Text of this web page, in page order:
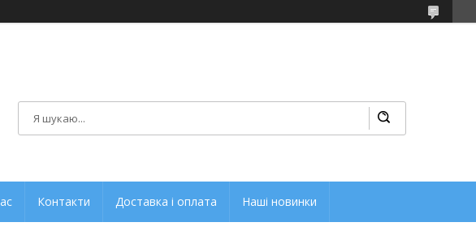
Контакти Доставка і оплата Наші новинки